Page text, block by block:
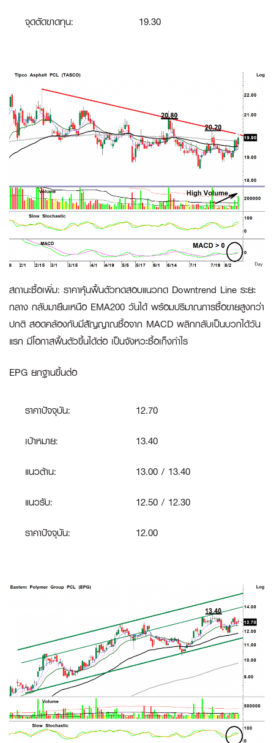
จุดตัดขาดทุน:
19.30
สถานะซื้อเพิ่ม: ราคาหุ้นฟื้นตัวทดสอบแนวกด Downtrend Line ระยะ
กลาง กลับมายืนเหนือ EMA200 วันได้ พร้อมปริมาณการซื้อขายสูงกว่า
ปกติ สอดคล้องกับมีสัญญาณซื้อจาก MACD พลิกกลับเป็นบวกได้วัน
แรก มีโอกาสฟื้นตัวขึ้นได้ต่อ เป็นจังหวะซื้อเก็งกำไร
EPG ยกฐานขึ้นต่อ
ราคาปัจจุบัน:
12.70
เป้าหมาย:
13.40
แนวต้าน:
13.00 / 13.40
แนวรับ:
12.50 / 12.30
ราคาปัจจุบัน:
12.00